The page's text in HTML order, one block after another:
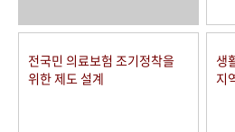
사진 아카이브 문서 기록물 행정
50+1 주년 기념
전국민 의료보험 조기정착을
위한 제도 설계
생
지